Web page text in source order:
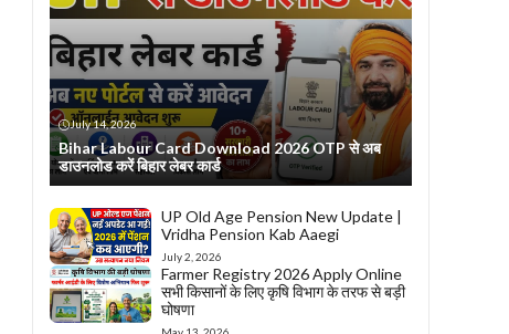
July 14, 2026
Bihar Labour Card Download 2026 OTP से अब
डाउनलोड करें बिहार लेबर कार्ड
UP Old Age Pension New Update |
Vridha Pension Kab Aaegi
July 2, 2026
Farmer Registry 2026 Apply Online
सभी किसानों के लिए कृषि विभाग के तरफ से बड़ी
घोषणा